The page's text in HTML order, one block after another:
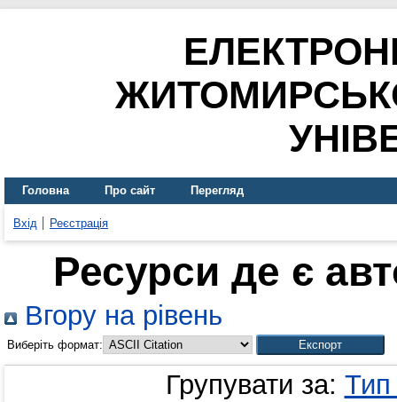
Головна Про сайт Перегляд
Вхід Реєстрація
Ресурси де є
Вгору на рівень
Виберіть формат:
Групувати за: Тип